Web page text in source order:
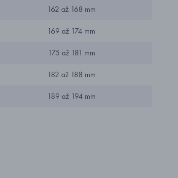
162 až 168 mm
169 až 174 mm
175 až 181 mm
182 až 188 mm
189 až 194 mm